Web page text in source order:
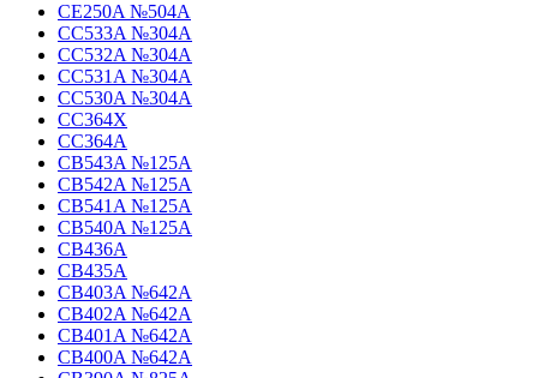
CE250A №504A
CC533A №304A
CC532A №304A
CC531A №304A
CC530A №304A
CC364X
CC364A
CB543A №125A
CB542A №125A
CB541A №125A
CB540A №125A
CB436A
CB435A
CB403A №642A
CB402A №642A
CB401A №642A
CB400A №642A